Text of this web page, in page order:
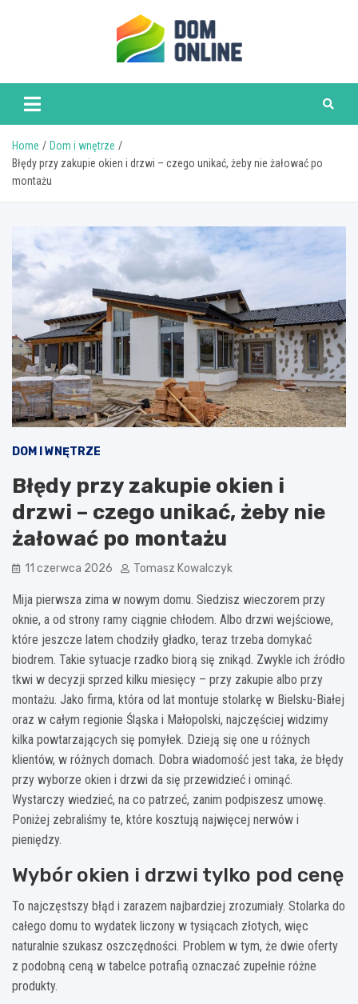
www.domonline.pl
Home
Dom i wnętrze
Błędy przy zakupie okien i drzwi – czego unikać, żeby nie żałować po
montażu
DOM I WNĘTRZE
Błędy przy zakupie okien i
drzwi – czego unikać, żeby nie
żałować po montażu
11 czerwca 2026 Tomasz Kowalczyk
Mija pierwsza zima w nowym domu. Siedzisz wieczorem przy
oknie, a od strony ramy ciągnie chłodem. Albo drzwi wejściowe,
które jeszcze latem chodziły gładko, teraz trzeba domykać
biodrem. Takie sytuacje rzadko biorą się znikąd. Zwykle ich źródło
tkwi w decyzji sprzed kilku miesięcy – przy zakupie albo przy
montażu. Jako firma, która od lat montuje stolarkę w Bielsku-Białej
oraz w całym regionie Śląska i Małopolski, najczęściej widzimy
kilka powtarzających się pomyłek. Dzieją się one u różnych
klientów, w różnych domach. Dobra wiadomość jest taka, że błędy
przy wyborze okien i drzwi da się przewidzieć i ominąć.
Wystarczy wiedzieć, na co patrzeć, zanim podpiszesz umowę.
Poniżej zebraliśmy te, które kosztują najwięcej nerwów i
pieniędzy.
Wybór okien i drzwi tylko pod cenę
To najczęstszy błąd i zarazem najbardziej zrozumiały. Stolarka do
całego domu to wydatek liczony w tysiącach złotych, więc
naturalnie szukasz oszczędności. Problem w tym, że dwie oferty
z podobną ceną w tabelce potrafią oznaczać zupełnie różne
produkty.